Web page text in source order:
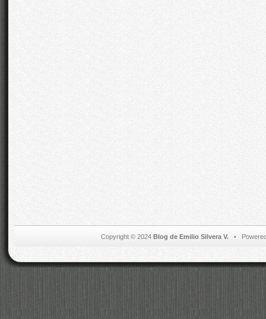
Copyright © 2024 Blog de Emilio Silvera V.•